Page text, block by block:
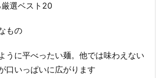
選ベスト20
もの
うに平べったい麺。他では味わえない
口いっぱいに広がります